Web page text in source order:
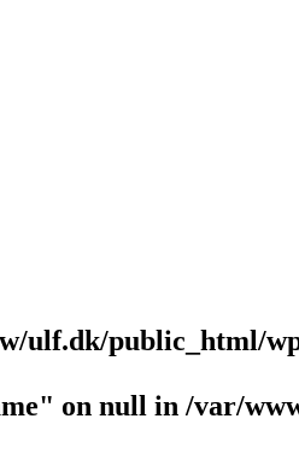
ulf.dk/public_html/
on null in /var/